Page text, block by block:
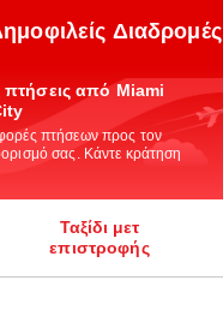
Διαδρομές
πτήσεις από Miami
πτήσεων προς τον
σας. Κάντε κράτηση
Ταξίδι μετ
επιστροφής